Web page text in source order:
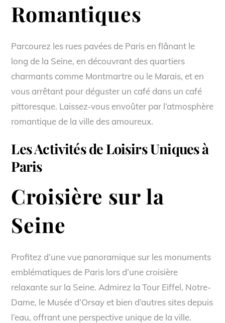
Romantiques
Parcourez les rues pavées de Paris en flânant le
long de la Seine, en découvrant des quartiers
charmants comme Montmartre ou le Marais, et en
vous arrêtant pour déguster un café dans un café
pittoresque. Laissez-vous envoûter par l’atmosphère
romantique de la ville des amoureux.
Les Activités de Loisirs Uniques à
Paris
Croisière sur la
Seine
Profitez d’une vue panoramique sur les monuments
emblématiques de Paris lors d’une croisière
relaxante sur la Seine. Admirez la Tour Eiffel, Notre-
Dame, le Musée d’Orsay et bien d’autres sites depuis
l’eau, offrant une perspective unique de la ville.